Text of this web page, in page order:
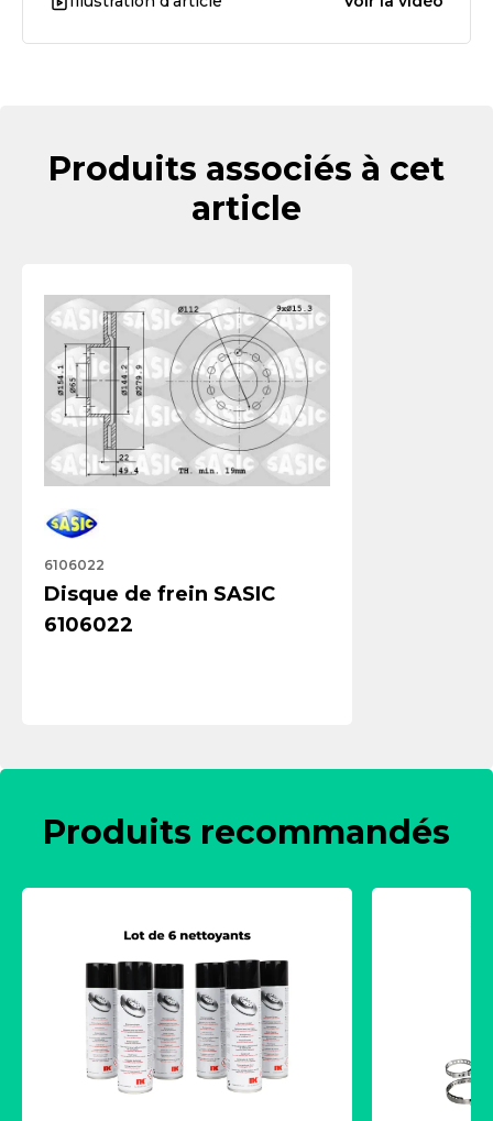
Produits associés à cet
article
6106022
Disque de frein SASIC
6106022
Produits recommandés